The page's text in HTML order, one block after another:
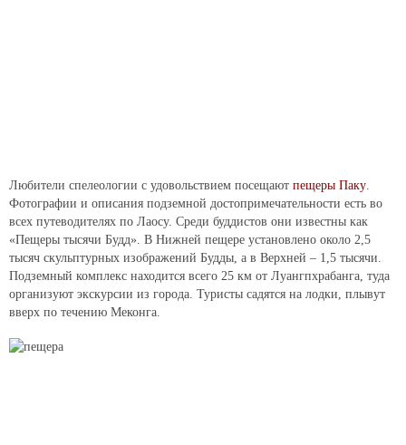
Любители спелеологии с удовольствием посещают пещеры Паку.
Фотографии и описания подземной достопримечательности есть во
всех путеводителях по Лаосу. Среди буддистов они известны как
«Пещеры тысячи Будд». В Нижней пещере установлено около 2,5
тысяч скульптурных изображений Будды, а в Верхней – 1,5 тысячи.
Подземный комплекс находится всего 25 км от Луангпхрабанга, туда
организуют экскурсии из города. Туристы садятся на лодки, плывут
вверх по течению Меконга.